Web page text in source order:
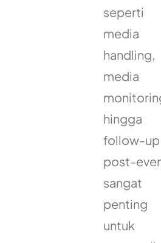
seperti
media
handling,
media
hingga
follow-up
post-
sangat
penting
untuk